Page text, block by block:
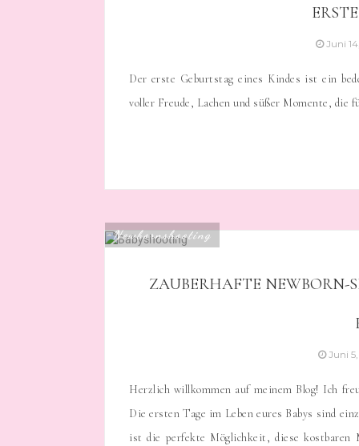
Juni
Der erste Geburtstag eines Kindes ist ein
voller Freude, Lachen und süßer Momente, die
Newbornshooting
ZAUBERHAFTE NEWBORN-
Juni
Herzlich willkommen auf meinem Blog! Ich
Die ersten Tage im Leben eures Babys sind
ist die perfekte Möglichkeit, diese kostbaren